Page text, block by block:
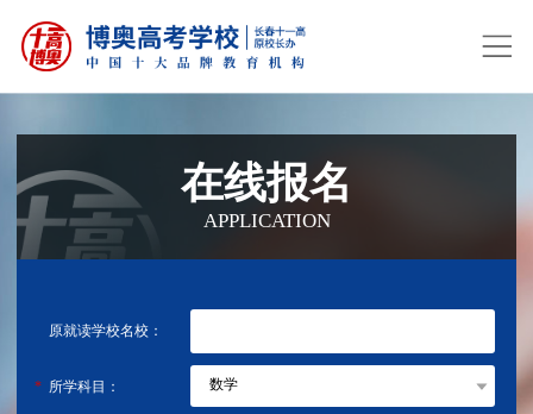
在线报名
APPLICATION
原就读学校名校：
所学科目：